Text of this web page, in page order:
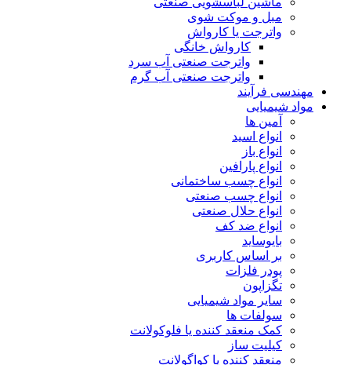
مبل و موکت شوی
واترجت یا کارواش
کارواش خانگی
واترجت صنعتی آب سرد
واترجت صنعتی آب گرم
مهندسی فرآیند
مواد شیمیایی
آمین ها
انواع اسید
انواع باز
انواع پارافین
انواع چسب ساختمانی
انواع چسب صنعتی
انواع حلال صنعتی
انواع ضد کف
بایوساید
بر اساس کاربری
پودر فلزات
تگزاپون
سایر مواد شیمیایی
سولفات ها
کمک منعقد کننده یا فلوکولانت
کیلیت ساز
منعقد کننده یا کواگولانت